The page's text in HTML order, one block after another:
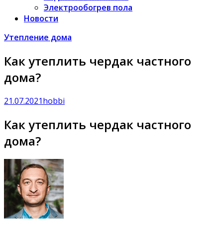
Электрообогрев пола
Новости
Утепление дома
Как утеплить чердак частного
дома?
21.07.2021hobbi
Как утеплить чердак частного
дома?